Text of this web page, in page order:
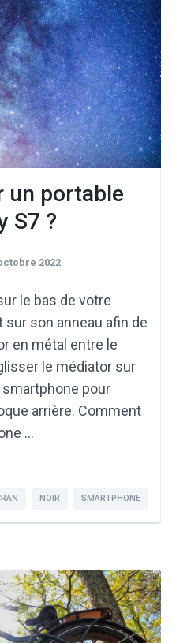
un portable
S7 ?
2022
le bas de votre
son anneau afin de
en métal entre le
le médiator sur
pour
arrière. Comment
…
NOIR SMARTPHONE